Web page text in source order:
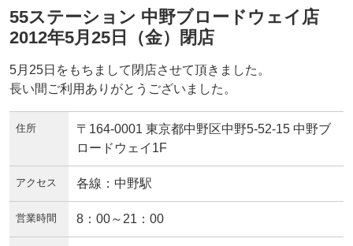
55ステーション 中野ブロードウェイ店
2012年5月25日（金）閉店
5月25日をもちまして閉店させて頂きました。
長い間ご利用ありがとうございました。
住所
〒164-0001 東京都中野区中野5-52-15 中野ブ
ロードウェイ1F
アクセス 各線：中野駅
営業時間 8：00～21：00